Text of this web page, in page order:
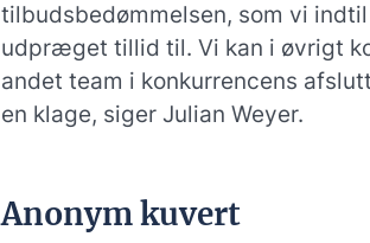
tilbudsbedømmelsen, som vi
udpræget tillid til. Vi kan i øvrigt
andet team i konkurrencens
en klage, siger Julian Weyer.
Anonym kuvert